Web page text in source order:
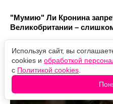
"Мумию" Ли Кронина
Великобритании –
Используя сайт, вы
cookies и обработкой
с Политикой cookies